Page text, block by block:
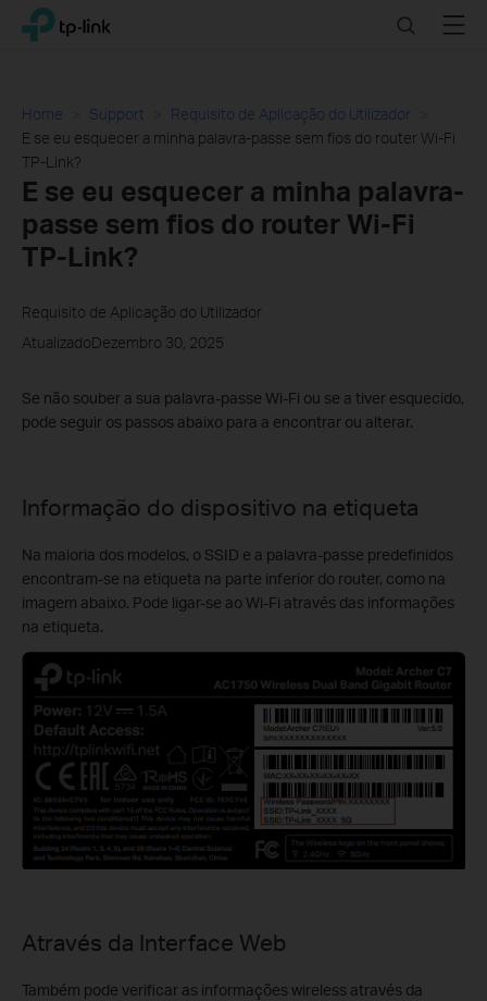
Click
navigation
TP-Link, Reliably Smart SearchMenu
Home Support
Requisito de Aplicação do Utilizador
E se eu esquecer a minha palavra-passe sem fios do router Wi-Fi
TP-Link?
E se eu esquecer a minha palavra-
passe sem fios do router Wi-Fi
TP-Link?
Requisito de Aplicação do Utilizador
AtualizadoDezembro 30, 2025
Se não souber a sua palavra-passe Wi-Fi ou se a tiver esquecido,
pode seguir os passos abaixo para a encontrar ou alterar.
Informação do dispositivo na etiqueta
Na maioria dos modelos, o SSID e a palavra-passe predefinidos
encontram-se na etiqueta na parte inferior do router, como na
imagem abaixo. Pode ligar-se ao Wi-Fi através das informações
na etiqueta.
Através da Interface Web
Também pode verificar as informações wireless através da